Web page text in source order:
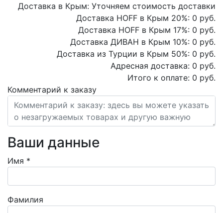
Доставка в Крым: Уточняем стоимость доставки
Доставка HOFF в Крым 20%: 0 руб.
Доставка HOFF в Крым 17%: 0 руб.
Доставка ДИВАН в Крым 10%: 0 руб.
Доставка из Турции в Крым 50%: 0 руб.
Адресная доставка: 0 руб.
Итого к оплате: 0 руб.
Комментарий к заказу
Ваши данные
Имя *
Фамилия